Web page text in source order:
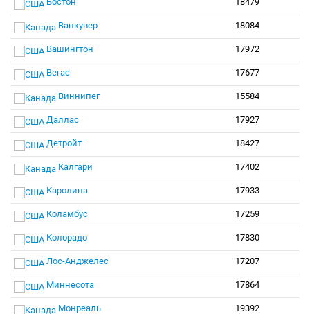
Ванкувер 18084
Вашингтон 17972
Вегас 17677
Виннипег 15584
Даллас 17927
Детройт 18427
Калгари 17402
Каролина 17933
Коламбус 17259
Колорадо 17830
Лос-Анджелес 17207
Миннесота 17864
Монреаль 19392